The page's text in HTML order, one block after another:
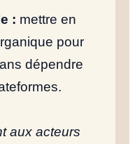
: mettre en
pour
dépendre
aux acteurs